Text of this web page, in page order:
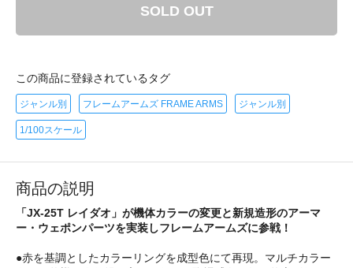
SOLD OUT
この商品に登録されているタグ
ジャンル別 フレームアームズ FRAME ARMS ジャンル別
1/100スケール
商品の説明
「JX-25T レイダオ」が機体カラーの変更と新規造形のアーマ
ー・ウェポンパーツを実装しフレームアームズに参戦！
●赤を基調としたカラーリングを成型色にて再現。マルチカラー